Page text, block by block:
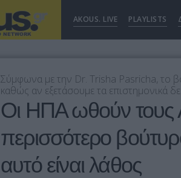
AKOUS. LIVE PLAYLISTS
Σύμφωνα με την Dr. Trisha Pasricha, το
καθώς αν εξετάσουμε τα επιστημονικά
Οι ΗΠΑ ωθούν τους
περισσότερο
αυτό είναι λάθος